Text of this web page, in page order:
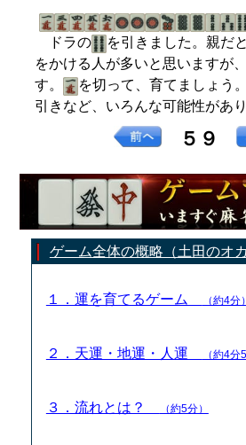
ドラの
を引きました。親だと
をかける人が多いと思いますが
す。
を切って、育てましょう。
引きなど、いろんな可能性があり
５９
ゲーム全体の概略（土田のオカ
１．運を育てるゲーム （約4分）
２．天運・地運・人運 （約4分
３．流れとは？ （約5分）